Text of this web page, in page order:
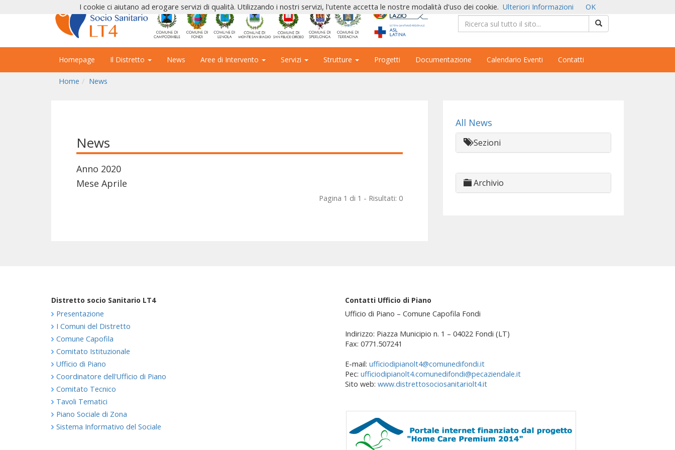
Homepage Il Distretto News Aree di Intervento Servizi Strutture Progetti Documentazione Calendario Eventi Contatti
Home News
News
Anno 2020
Mese Aprile
Pagina 1 di 1 - Risultati: 0
All News
Sezioni
Archivio
Distretto socio Sanitario LT4
Presentazione
I Comuni del Distretto
Comune Capofila
Comitato Istituzionale
Ufficio di Piano
Coordinatore dell'Ufficio di Piano
Comitato Tecnico
Tavoli Tematici
Piano Sociale di Zona
Sistema Informativo del Sociale
Contatti Ufficio di Piano
Ufficio di Piano – Comune Capofila Fondi
Indirizzo: Piazza Municipio n. 1 – 04022 Fondi (LT)
Fax: 0771.507241
E-mail: ufficiodipianolt4@comunedifondi.it
Pec: ufficiodipianolt4.comunedifondi@pecaziendale.it
Sito web: www.distrettosociosanitariolt4.it
I cookie ci aiutano ad erogare servizi di qualità. Utilizzando i nostri servizi, l'utente accetta le nostre modalità d'uso dei cookie. Ulteriori Informazioni OK